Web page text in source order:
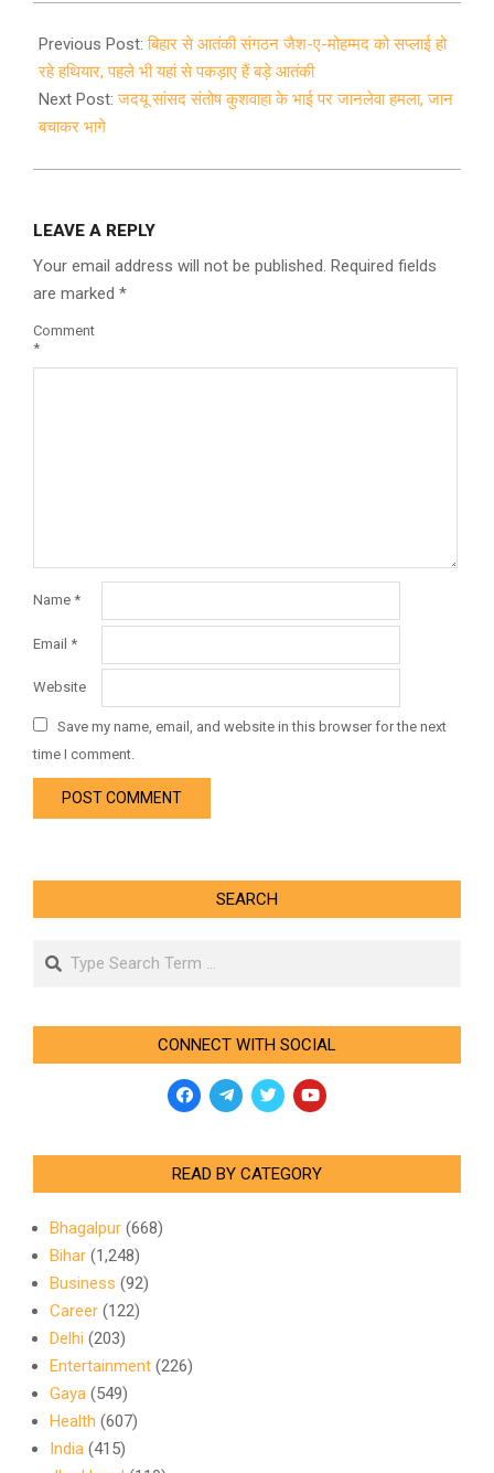
02-
18
Previous Post:बिहार से आतंकी संगठन जैश-ए-मोहम्मद को सप्लाई हो
रहे हथियार, पहले भी यहां से पकड़ाए हैं बड़े आतंकी
Next Post:जदयू सांसद संतोष कुशवाहा के भाई पर जानलेवा हमला, जान
बचाकर भागे
LEAVE A REPLY
Your email address will not be published. Required fields
are marked *
Comment
*
Name *
Email *
Website
Save my name, email, and website in this browser for the next
time I comment.
SEARCH
Search
CONNECT WITH SOCIAL
READ BY CATEGORY
Bhagalpur (668)
Bihar (1,248)
Business (92)
Career (122)
Delhi (203)
Entertainment (226)
Gaya (549)
Health (607)
India (415)